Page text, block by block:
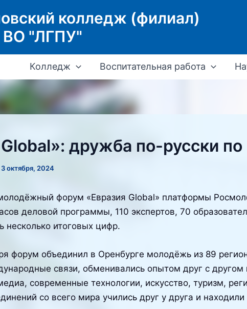
колледж (филиал)
"ЛГПУ"
Колледж Воспитательная работа
дружба по-русски по
3 октября, 2024
форум «Евразия Global» платформы
деловой программы, 110 экспертов, 70
несколько итоговых цифр.
форум объединил в Оренбурге молодёжь из 89
связи, обменивались опытом друг с
современные технологии, искусство, туризм,
со всего мира учились друг у друга и